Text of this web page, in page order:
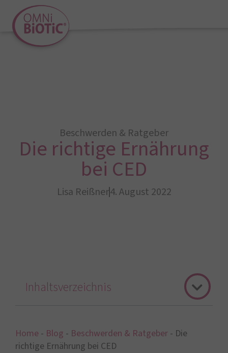
Beschwerden & Ratgeber
Die richtige Ernährung
bei CED
Lisa Reißner4. August 2022
Home - Blog - Beschwerden & Ratgeber - Die
richtige Ernährung bei CED
Inhaltsverzeichnis